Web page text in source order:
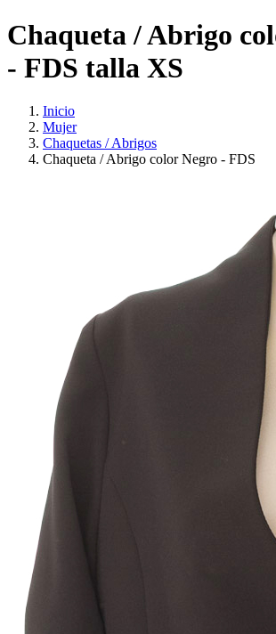
Chaqueta / Abrigo
- FDS talla XS
Inicio
Mujer
Chaquetas / Abrigos
Chaqueta / Abrigo color Negro - FDS